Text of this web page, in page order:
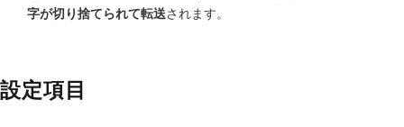
字が切り捨てられて転送されます。
設定項目